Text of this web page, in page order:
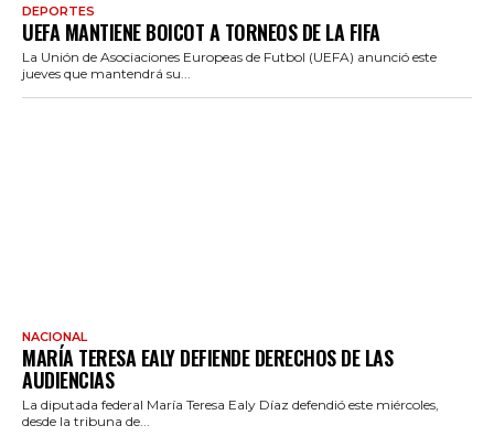
DEPORTES
UEFA MANTIENE BOICOT A TORNEOS DE LA FIFA
La Unión de Asociaciones Europeas de Futbol (UEFA) anunció este
jueves que mantendrá su...
NACIONAL
MARÍA TERESA EALY DEFIENDE DERECHOS DE LAS
AUDIENCIAS
La diputada federal María Teresa Ealy Díaz defendió este miércoles,
desde la tribuna de...